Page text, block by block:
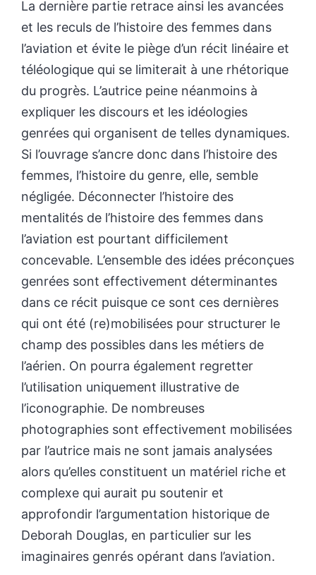
La dernière partie retrace ainsi les avancées
et les reculs de l’histoire des femmes dans
l’aviation et évite le piège d’un récit linéaire et
téléologique qui se limiterait à une rhétorique
du progrès. L’autrice peine néanmoins à
expliquer les discours et les idéologies
genrées qui organisent de telles dynamiques.
Si l’ouvrage s’ancre donc dans l’histoire des
femmes, l’histoire du genre, elle, semble
négligée. Déconnecter l’histoire des
mentalités de l’histoire des femmes dans
l’aviation est pourtant difficilement
concevable. L’ensemble des idées préconçues
genrées sont effectivement déterminantes
dans ce récit puisque ce sont ces dernières
qui ont été (re)mobilisées pour structurer le
champ des possibles dans les métiers de
l’aérien. On pourra également regretter
l’utilisation uniquement illustrative de
l’iconographie. De nombreuses
photographies sont effectivement mobilisées
par l’autrice mais ne sont jamais analysées
alors qu’elles constituent un matériel riche et
complexe qui aurait pu soutenir et
approfondir l’argumentation historique de
Deborah Douglas, en particulier sur les
imaginaires genrés opérant dans l’aviation.